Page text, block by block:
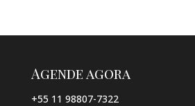
Agende agora
+55 11 98807-7322